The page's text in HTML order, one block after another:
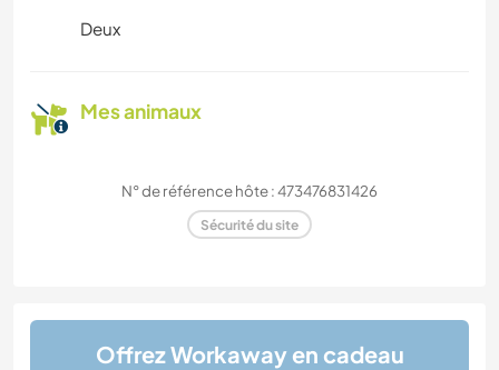
Deux
Mes animaux
N° de référence hôte : 473476831426
Sécurité du site
Offrez Workaway en cadeau